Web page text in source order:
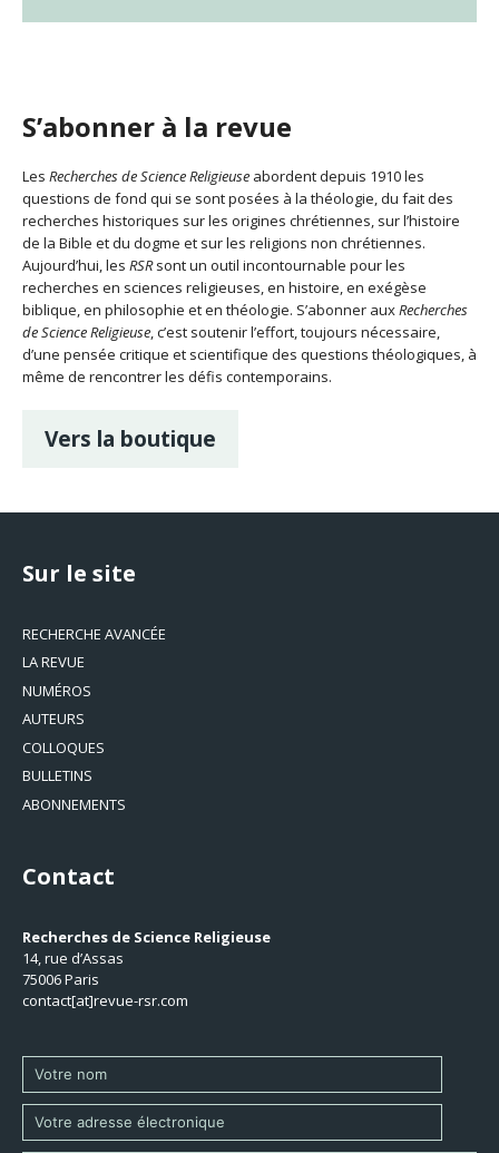
S’abonner à la revue
Les Recherches de Science Religieuse abordent depuis 1910 les
questions de fond qui se sont posées à la théologie, du fait des
recherches historiques sur les origines chrétiennes, sur l’histoire
de la Bible et du dogme et sur les religions non chrétiennes.
Aujourd’hui, les RSRsont un outil incontournable pour les
recherches en sciences religieuses, en histoire, en exégèse
biblique, en philosophie et en théologie. S’abonner auxRecherches
de Science Religieuse, c’est soutenir l’effort, toujours nécessaire,
d’une pensée critique et scientifique des questions théologiques, à
même de rencontrer les défis contemporains.
Vers la boutique
Sur le site
RECHERCHE AVANCÉE
LA REVUE
NUMÉROS
AUTEURS
COLLOQUES
BULLETINS
ABONNEMENTS
Contact
Recherches de Science Religieuse
14, rue d’Assas
75006 Paris
contact[at]revue-rsr.com